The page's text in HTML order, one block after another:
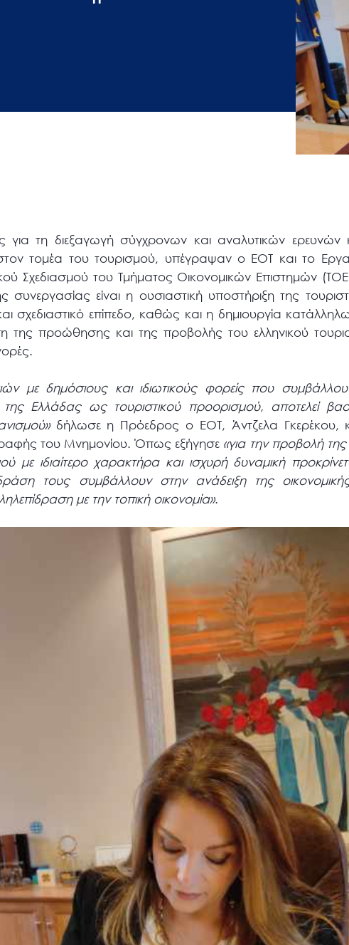
για τη διεξαγωγή σύγχρονων και αναλυτικών
τομέα του τουρισμού, υπέγραψαν ο ΕΟΤ και το
Σχεδιασμού του Τμήματος Οικονομικών Επιστημών
συνεργασίας είναι η ουσιαστική υποστήριξη της
σχεδιαστικό επίπεδο, καθώς και η δημιουργία
της προώθησης και της προβολής του ελληνικού
με δημόσιους και ιδιωτικούς φορείς που
της Ελλάδας ως τουριστικού προορισμού, αποτελεί
δήλωσε η Πρόεδρος ο ΕΟΤ, Άντζελα Γκερέκου,
του Μνημονίου. Όπως εξήγησε«για την προβολή
με ιδιαίτερο χαρακτήρα και ισχυρή δυναμική
τους συμβάλλουν στην ανάδειξη της
με την τοπική οικονομία».